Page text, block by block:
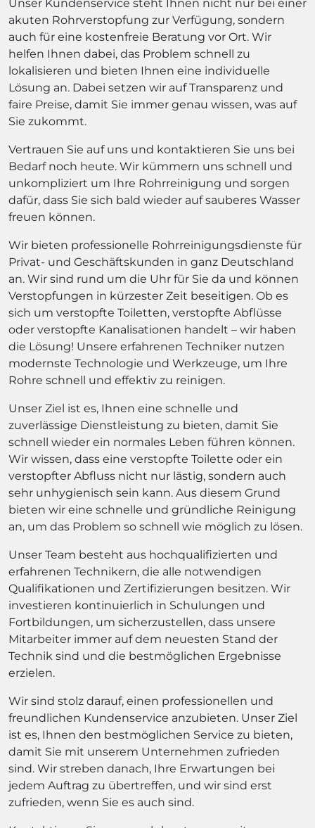
Unser Kundenservice steht Ihnen nicht nur bei einer
akuten Rohrverstopfung zur Verfügung, sondern
auch für eine kostenfreie Beratung vor Ort. Wir
helfen Ihnen dabei, das Problem schnell zu
lokalisieren und bieten Ihnen eine individuelle
Lösung an. Dabei setzen wir auf Transparenz und
faire Preise, damit Sie immer genau wissen, was auf
Sie zukommt.
Vertrauen Sie auf uns und kontaktieren Sie uns bei
Bedarf noch heute. Wir kümmern uns schnell und
unkompliziert um Ihre Rohrreinigung und sorgen
dafür, dass Sie sich bald wieder auf sauberes Wasser
freuen können.
Wir bieten professionelle Rohrreinigungsdienste für
Privat- und Geschäftskunden in ganz Deutschland
an. Wir sind rund um die Uhr für Sie da und können
Verstopfungen in kürzester Zeit beseitigen. Ob es
sich um verstopfte Toiletten, verstopfte Abflüsse
oder verstopfte Kanalisationen handelt – wir haben
die Lösung! Unsere erfahrenen Techniker nutzen
modernste Technologie und Werkzeuge, um Ihre
Rohre schnell und effektiv zu reinigen.
Unser Ziel ist es, Ihnen eine schnelle und
zuverlässige Dienstleistung zu bieten, damit Sie
schnell wieder ein normales Leben führen können.
Wir wissen, dass eine verstopfte Toilette oder ein
verstopfter Abfluss nicht nur lästig, sondern auch
sehr unhygienisch sein kann. Aus diesem Grund
bieten wir eine schnelle und gründliche Reinigung
an, um das Problem so schnell wie möglich zu lösen.
Unser Team besteht aus hochqualifizierten und
erfahrenen Technikern, die alle notwendigen
Qualifikationen und Zertifizierungen besitzen. Wir
investieren kontinuierlich in Schulungen und
Fortbildungen, um sicherzustellen, dass unsere
Mitarbeiter immer auf dem neuesten Stand der
Technik sind und die bestmöglichen Ergebnisse
erzielen.
Wir sind stolz darauf, einen professionellen und
freundlichen Kundenservice anzubieten. Unser Ziel
ist es, Ihnen den bestmöglichen Service zu bieten,
damit Sie mit unserem Unternehmen zufrieden
sind. Wir streben danach, Ihre Erwartungen bei
jedem Auftrag zu übertreffen, und wir sind erst
zufrieden, wenn Sie es auch sind.